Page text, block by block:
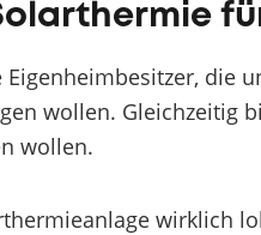
die
wollen. Gleichzeitig
wollen.
wirklich